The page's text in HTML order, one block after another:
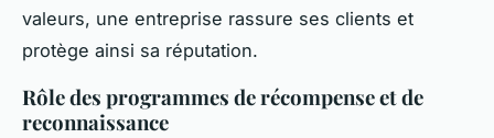
valeurs, une entreprise rassure ses clients et
protège ainsi sa réputation.
Rôle des programmes de récompense et de
reconnaissance